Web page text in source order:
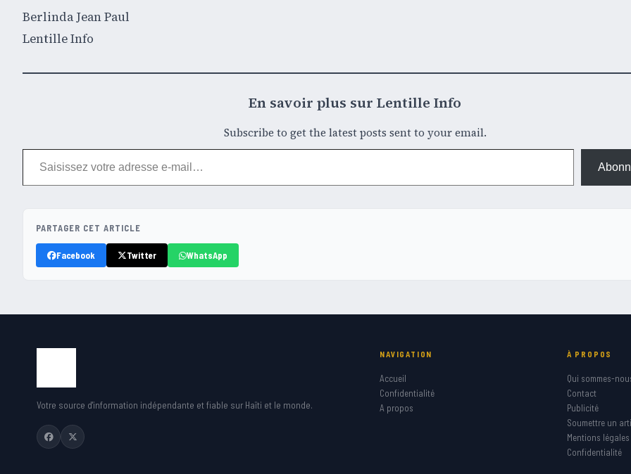
Berlinda Jean Paul
Lentille Info
En savoir plus sur Lentille Info
Subscribe to get the latest posts sent to your email.
Saisissez votre adresse e-mail…
PARTAGER CET ARTICLE
Facebook Twitter WhatsApp
Votre source d'information indépendante et fiable sur Haïti et le monde.
NAVIGATION
Accueil
Confidentialité
A propos
À PROPOS
Qui sommes-
Contact
Publicité
Soumettre un
Mentions légales
Confidentialité